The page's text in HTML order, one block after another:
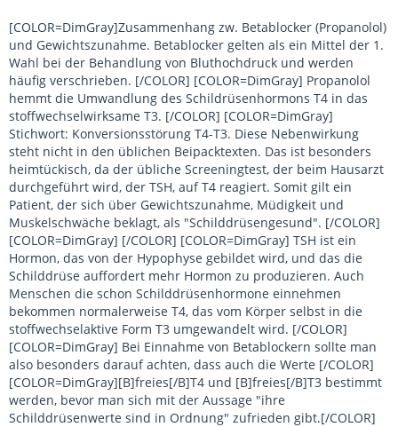
[COLOR=DimGray]Zusammenhang zw. Betablocker (Propanolol)
und Gewichtszunahme. Betablocker gelten als ein Mittel der 1.
Wahl bei der Behandlung von Bluthochdruck und werden
häufig verschrieben. [/COLOR] [COLOR=DimGray] Propanolol
hemmt die Umwandlung des Schildrüsenhormons T4 in das
stoffwechselwirksame T3. [/COLOR] [COLOR=DimGray]
Stichwort: Konversionsstörung T4-T3. Diese Nebenwirkung
steht nicht in den üblichen Beipacktexten. Das ist besonders
heimtückisch, da der übliche Screeningtest, der beim Hausarzt
durchgeführt wird, der TSH, auf T4 reagiert. Somit gilt ein
Patient, der sich über Gewichtszunahme, Müdigkeit und
Muskelschwäche beklagt, als "Schilddrüsengesund". [/COLOR]
[COLOR=DimGray] [/COLOR] [COLOR=DimGray] TSH ist ein
Hormon, das von der Hypophyse gebildet wird, und das die
Schilddrüse auffordert mehr Hormon zu produzieren. Auch
Menschen die schon Schilddrüsenhormone einnehmen
bekommen normalerweise T4, das vom Körper selbst in die
stoffwechselaktive Form T3 umgewandelt wird. [/COLOR]
[COLOR=DimGray] Bei Einnahme von Betablockern sollte man
also besonders darauf achten, dass auch die Werte [/COLOR]
[COLOR=DimGray][B]freies[/B]T4 und [B]freies[/B]T3 bestimmt
werden, bevor man sich mit der Aussage "ihre
Schilddrüsenwerte sind in Ordnung" zufrieden gibt.[/COLOR]